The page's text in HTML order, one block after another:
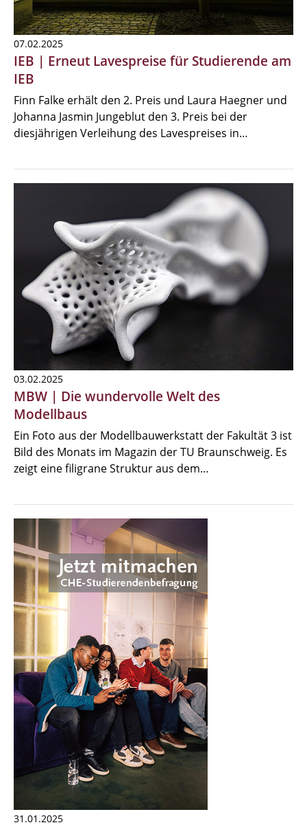
07.02.2025
IEB | Erneut Lavespreise für Studierende am
IEB
Finn Falke erhält den 2. Preis und Laura Haegner und
Johanna Jasmin Jungeblut den 3. Preis bei der
diesjährigen Verleihung des Lavespreises in…
03.02.2025
MBW | Die wundervolle Welt des
Modellbaus
Ein Foto aus der Modellbauwerkstatt der Fakultät 3 ist
Bild des Monats im Magazin der TU Braunschweig. Es
zeigt eine filigrane Struktur aus dem…
31.01.2025